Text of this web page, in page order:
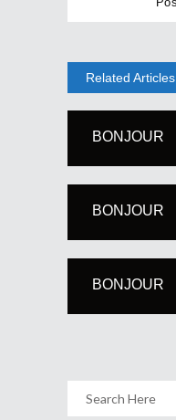
Related Articles
BONJOUR
BONJOUR
BONJOUR